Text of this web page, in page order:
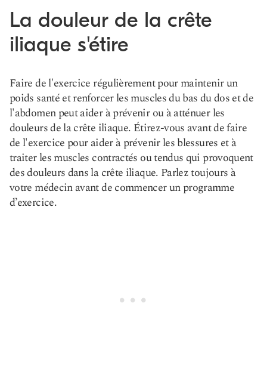
La douleur de la crête
iliaque s'étire
Faire de l'exercice régulièrement pour maintenir un
poids santé et renforcer les muscles du bas du dos et de
l'abdomen peut aider à prévenir ou à atténuer les
douleurs de la crête iliaque. Étirez-vous avant de faire
de l'exercice pour aider à prévenir les blessures et à
traiter les muscles contractés ou tendus qui provoquent
des douleurs dans la crête iliaque. Parlez toujours à
votre médecin avant de commencer un programme
d’exercice.